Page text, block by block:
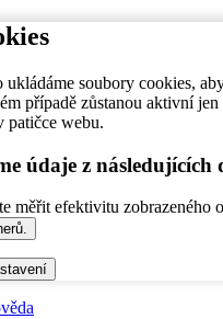
soubory cookies,
případě zůstanou aktivní
patičce webu.
údaje z následujících
měřit efektivitu zobrazeného